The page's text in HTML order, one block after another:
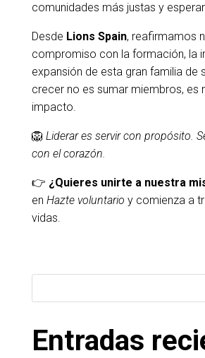
comunidades más justas y
Desde Lions Spain, reafirmamos
compromiso con la formación, la
expansión de esta gran familia de
crecer no es sumar miembros, es
impacto.
🦁 Liderar es servir con propósito.
con el corazón.
👉 ¿Quieres unirte a nuestra
en Hazte voluntario y comienza a
vidas.
Entradas